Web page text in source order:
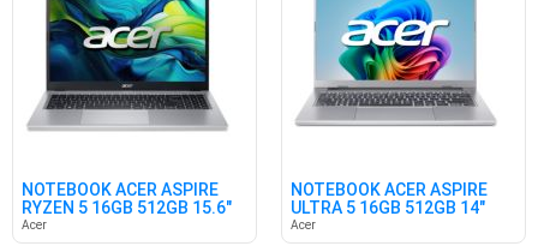
NOTEBOOK ACER ASPIRE
RYZEN 5 16GB 512GB 15.6"
FREE
Acer
NOTEBOOK ACER ASPIRE
ULTRA 5 16GB 512GB 14"
W11
Acer